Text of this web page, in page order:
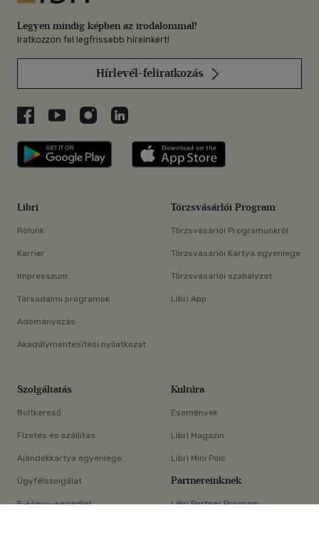
×
Legyen mindig képben az irodalommal!
Iratkozzon fel legfrissebb híreinkért!
Hírlevél-feliratkozás
Libri a Facebookon
Libri a Youtube-on
Libri az Instagramon
Libri a LinkedInen
Libri applikáció Szerezd meg: Google
Libri
Rólunk
Karrier
Impresszum
Társadalmi programok
Adományozás
Akadálymentesítési nyilatkozat
Törzsvásárlói Program
Törzsvásárlói Programunkról
Törzsvásárlói Kártya egyenlege
Törzsvásárlói szabályzat
Libri App
Szolgáltatás
Boltkereső
Fizetés és szállítás
Ajándékkártya egyenlege
Ügyfélszolgálat
E-könyv-segédlet
Kultúra
Események
Libri Magazin
Libri Mini Polc
Partnereinknek
Libri Partner Program